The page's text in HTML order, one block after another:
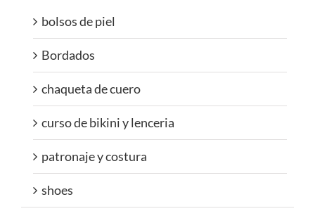
bolsos de piel
Bordados
chaqueta de cuero
curso de bikini y lenceria
patronaje y costura
shoes